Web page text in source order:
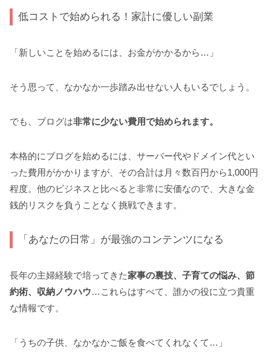
低コストで始められる！家計に優しい副業
「新しいことを始めるには、お金がかかるから…」
そう思って、なかなか一歩踏み出せない人もいるでしょう。
でも、ブログは非常に少ない費用で始められます。
本格的にブログを始めるには、サーバー代やドメイン代とい
った費用がかかりますが、その合計は月々数百円から1,000円
程度。他のビジネスと比べると非常に安価なので、大きな金
銭的リスクを負うことなく挑戦できます。
「あなたの日常」が最強のコンテンツになる
長年の主婦経験で培ってきた家事の裏技、子育ての悩み、節
約術、収納ノウハウ…これらはすべて、誰かの役に立つ貴重
な情報です。
「うちの子供、なかなかご飯を食べてくれなくて…」